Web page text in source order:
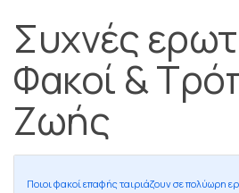
Συχνές
Φακοί &
Ζωής
Ποιοι φακοί επαφής ταιριάζουν σε πολύωρη